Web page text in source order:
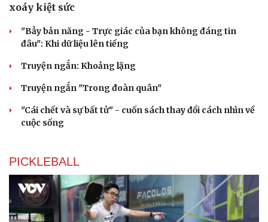
xoáy kiệt sức
"Bẫy bản năng - Trực giác của bạn không đáng tin
đâu": Khi dữ liệu lên tiếng
Truyện ngắn: Khoảng lặng
Truyện ngắn "Trong đoàn quân"
"Cái chết và sự bất tử" - cuốn sách thay đổi cách nhìn về
cuộc sống
PICKLEBALL